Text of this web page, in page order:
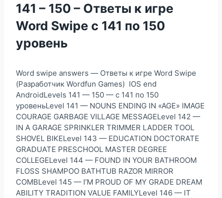
141 – 150 – Ответы к игре
Word Swipe с 141 по 150
уровень
Word swipe answers — Ответы к игре Word Swipe
(Разработчик Wordfun Games) IOS end
AndroidLevels 141 — 150 — с 141 по 150
уровеньLevel 141 — NOUNS ENDING IN «AGE» IMAGE
COURAGE GARBAGE VILLAGE MESSAGELevel 142 —
IN A GARAGE SPRINKLER TRIMMER LADDER TOOL
SHOVEL BIKELevel 143 — EDUCATION DOCTORATE
GRADUATE PRESCHOOL MASTER DEGREE
COLLEGELevel 144 — FOUND IN YOUR BATHROOM
FLOSS SHAMPOO BATHTUB RAZOR MIRROR
COMBLevel 145 — I’M PROUD OF MY GRADE DREAM
ABILITY TRADITION VALUE FAMILYLevel 146 — IT